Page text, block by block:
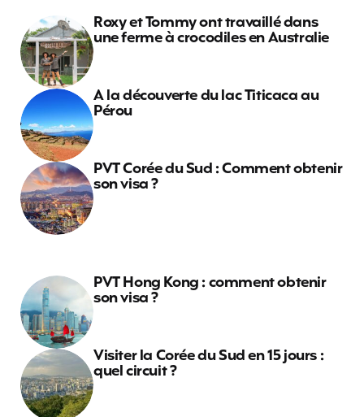
Roxy et Tommy ont travaillé dans
une ferme à crocodiles en Australie
A la découverte du lac Titicaca au
Pérou
PVT Corée du Sud : Comment obtenir
son visa ?
PVT Hong Kong : comment obtenir
son visa ?
Visiter la Corée du Sud en 15 jours :
quel circuit ?